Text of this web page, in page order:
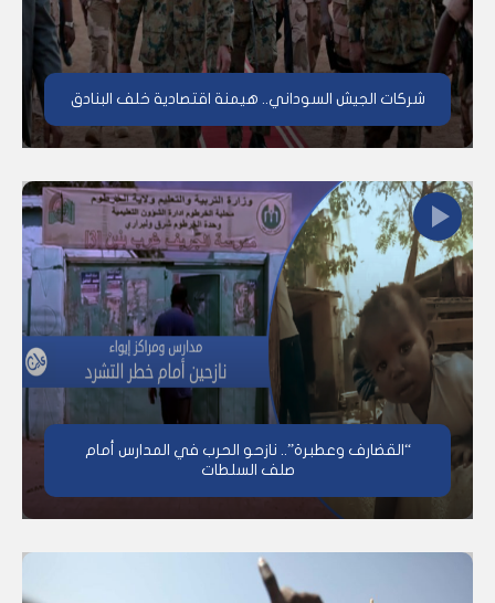
شركات الجيش السوداني.. هيمنة اقتصادية خلف البنادق
“القضارف وعطبرة”.. نازحو الحرب في المدارس أمام
صلف السلطات